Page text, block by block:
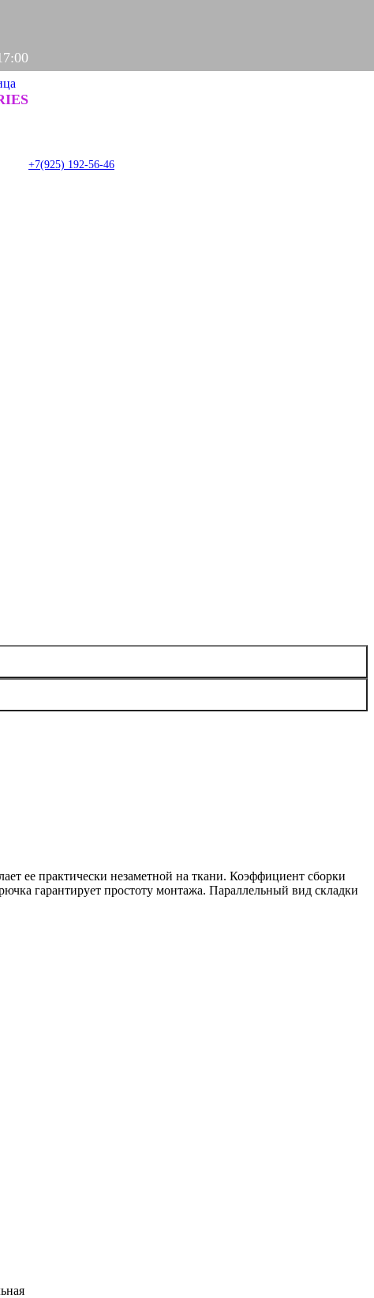
+7(925) 192-56-46
ее практически незаметной на ткани. Коэффициент сборки
гарантирует простоту монтажа. Параллельный вид складки